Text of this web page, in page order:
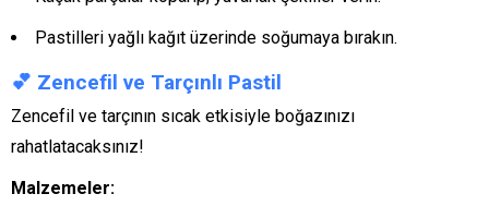
Pastilleri yağlı kağıt üzerinde soğumaya bırakın.
💕 Zencefil ve Tarçınlı Pastil
Zencefil ve tarçının sıcak etkisiyle boğazınızı
rahatlatacaksınız!
Malzemeler: